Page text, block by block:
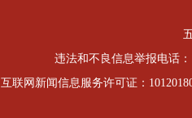
违法和不良信息举报电话：
互联网新闻信息服务许可证：